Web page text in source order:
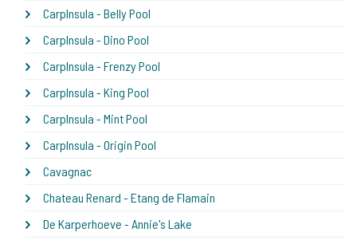
CarpInsula - Belly Pool
CarpInsula - Dino Pool
CarpInsula - Frenzy Pool
CarpInsula - King Pool
CarpInsula - Mint Pool
CarpInsula - Origin Pool
Cavagnac
Chateau Renard - Etang de Flamain
De Karperhoeve - Annie's Lake